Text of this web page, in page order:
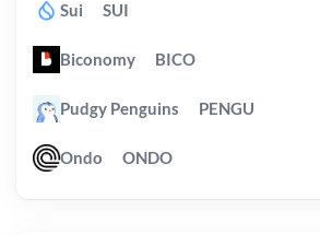
Sui SUI
Biconomy BICO
Pudgy Penguins PENGU
Ondo ONDO